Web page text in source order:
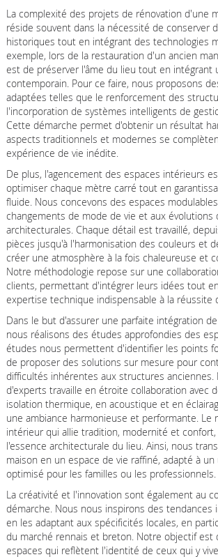
La complexité des projets de rénovation d'une
réside souvent dans la nécessité de conserver
historiques tout en intégrant des technologies
exemple, lors de la restauration d'un ancien
est de préserver l'âme du lieu tout en intégrant
contemporain. Pour ce faire, nous proposons
adaptées telles que le renforcement des
l'incorporation de systèmes intelligents de
Cette démarche permet d'obtenir un résultat
aspects traditionnels et modernes se
expérience de vie inédite.
De plus, l'agencement des espaces intérieurs
optimiser chaque mètre carré tout en
fluide. Nous concevons des espaces
changements de mode de vie et aux évolutions
architecturales. Chaque détail est travaillé,
pièces jusqu'à l'harmonisation des couleurs et
créer une atmosphère à la fois chaleureuse et
Notre méthodologie repose sur une
clients, permettant d'intégrer leurs idées tout
expertise technique indispensable à la réussite
Dans le but d'assurer une parfaite intégration
nous réalisons des études approfondies des
études nous permettent d'identifier les points
de proposer des solutions sur mesure pour
difficultés inhérentes aux structures anciennes.
d'experts travaille en étroite collaboration avec
isolation thermique, en acoustique et en
une ambiance harmonieuse et performante. Le
intérieur qui allie tradition, modernité et
l'essence architecturale du lieu. Ainsi, nous
maison en un espace de vie raffiné, adapté à
optimisé pour les familles ou les professionnels.
La créativité et l'innovation sont également au
démarche. Nous nous inspirons des
en les adaptant aux spécificités locales, en
du marché rennais et breton. Notre objectif est
espaces qui reflètent l'identité de ceux qui y